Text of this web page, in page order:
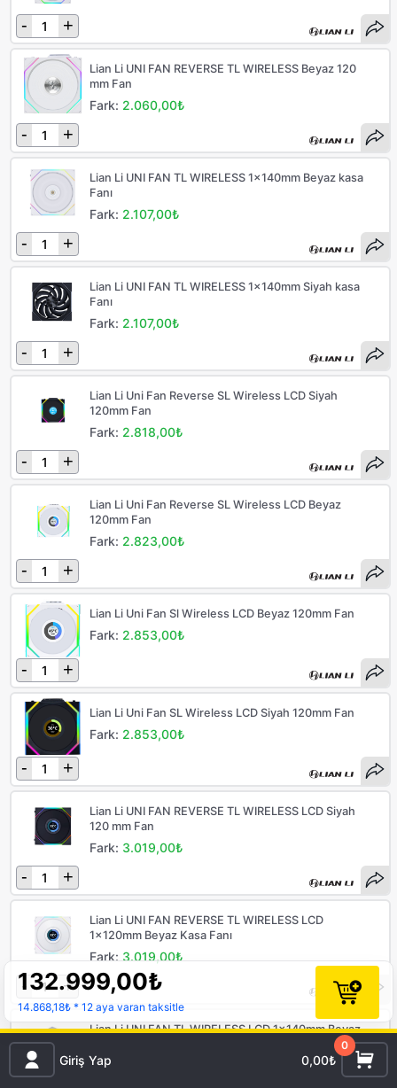
Giriş Yap 0,00₺
0
132.999,00₺
14.868,18₺* 12 aya varan taksitle
- +
Lian Li UNI FAN REVERSE TL WIRELESS Beyaz 120
mm Fan
Fark: 2.060,00₺
- +
Lian Li UNI FAN TL WIRELESS 1x140mm Beyaz kasa
Fanı
Fark: 2.107,00₺
- +
Lian Li UNI FAN TL WIRELESS 1x140mm Siyah kasa
Fanı
Fark: 2.107,00₺
- +
Lian Li Uni Fan Reverse SL Wireless LCD Siyah
120mm Fan
Fark: 2.818,00₺
- +
Lian Li Uni Fan Reverse SL Wireless LCD Beyaz
120mm Fan
Fark: 2.823,00₺
- +
Lian Li Uni Fan Sl Wireless LCD Beyaz 120mm Fan
Fark: 2.853,00₺
- +
Lian Li Uni Fan SL Wireless LCD Siyah 120mm Fan
Fark: 2.853,00₺
- +
Lian Li UNI FAN REVERSE TL WIRELESS LCD Siyah
120 mm Fan
Fark: 3.019,00₺
- +
Lian Li UNI FAN REVERSE TL WIRELESS LCD
1x120mm Beyaz Kasa Fanı
Fark: 3.019,00₺
- +
Lian Li UNI FAN TL WIRELESS LCD 1x140mm Beyaz
Fark: